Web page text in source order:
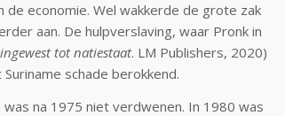
economie. Wel wakkerde de grote zak
aan. De hulpverslaving, waar Pronk in
tot natiestaat. LM Publishers, 2020)
schade berokkend.
na 1975 niet verdwenen. In 1980 was